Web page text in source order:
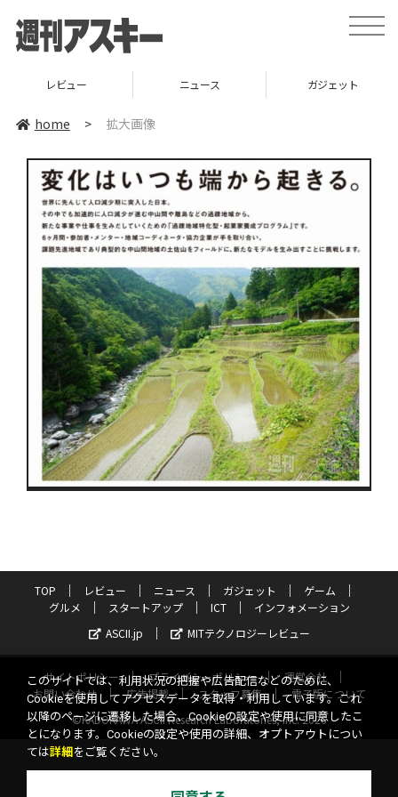
toggle
レビュー ニュース ガジェット
home > 拡大画像
TOP レビュー ニュース ガジェット
ゲーム
グルメ
スタートアップ ICT
インフォメーション
ASCII.jp
MITテクノロジーレビュー
サイトポリシー プライバシーポリシー
運営会社
お問い合わせ
広告掲載 スタッフ募集
電子版について
©KADOKAWA ASCII Research Laboratories, Inc. 2026
このサイトでは、利用状況の把握や広告配信などのために、
Cookieを使用してアクセスデータを取得・利用しています。これ
以降のページに遷移した場合、Cookieの設定や使用に同意したこ
とになります。Cookieの設定や使用の詳細、オプトアウトについ
ては詳細 をご覧ください。